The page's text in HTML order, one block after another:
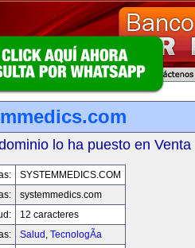
lo ha puesto en Venta
SYSTEMMEDICS.COM
systemmedics.com
12 caracteres
Salud , TecnologÃ­a